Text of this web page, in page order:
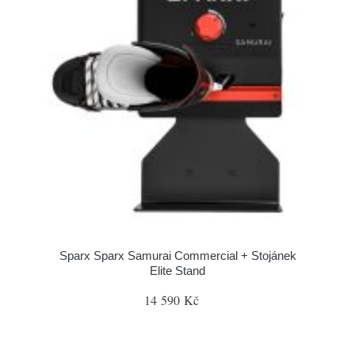
Sparx Sparx Samurai Commercial + Stojánek
Elite Stand
14 590 Kč